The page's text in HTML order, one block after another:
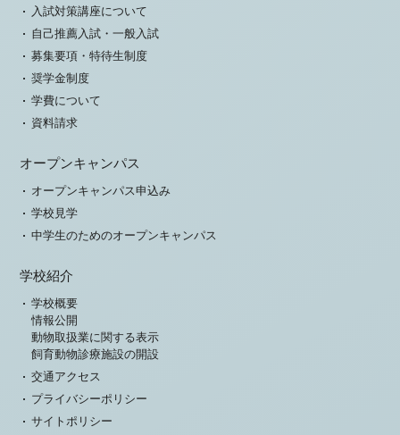
入試対策講座について
自己推薦入試・一般入試
募集要項・特待生制度
奨学金制度
学費について
資料請求
オープンキャンパス
オープンキャンパス申込み
学校見学
中学生のためのオープンキャンパス
学校紹介
学校概要
情報公開
動物取扱業に関する表示
飼育動物診療施設の開設
交通アクセス
プライバシーポリシー
サイトポリシー